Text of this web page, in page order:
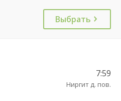
Выбрать
7:59
Ниргит д. пов.